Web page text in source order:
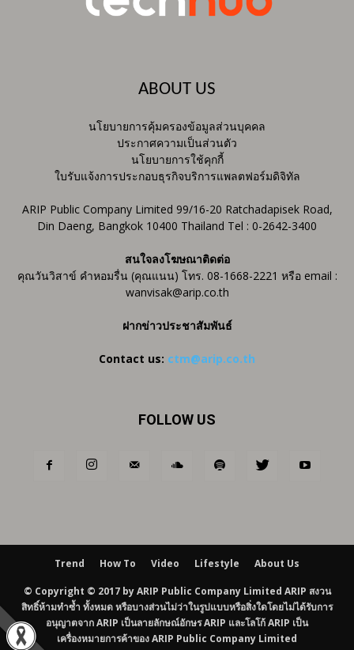
ABOUT US
นโยบายการคุ้มครองข้อมูลส่วนบุคคล
ประกาศความเป็นส่วนตัว
นโยบายการใช้คุกกี้
ใบรับแจ้งการประกอบธุรกิจบริการแพลตฟอร์มดิจิทัล
ARIP Public Company Limited 99/16-20 Ratchadapisek Road,
Din Daeng, Bangkok 10400 Thailand Tel : 0-2642-3400
สนใจลงโฆษณาติดต่อ
คุณวันวิสาข์ คำหอมรื่น (คุณแนน) โทร. 08-1668-2221 หรือ email :
wanvisak@arip.co.th
ฝากข่าวประชาสัมพันธ์
Contact us: ctm@arip.co.th
FOLLOW US
Trend How To Video Lifestyle About Us
© Copyright © 2017 by ARIP Public Company Limited ARIP สงวน
สิทธิ์ห้ามทำซ้ำ ทั้งหมด หรือบางส่วนไม่ว่าในรูปแบบหรือสิ่งใดโดยไม่ได้รับการ
อนุญาตจาก ARIP เป็นลายลักษณ์อักษร ARIP และโลโก้ ARIP เป็น
เครื่องหมายการค้าของ ARIP Public Company Limited